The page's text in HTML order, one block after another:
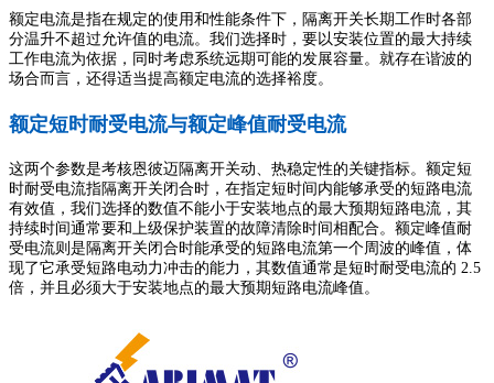
额定电流是指在规定的使用和性能条件下，隔离开关长期工作时各部
分温升不超过允许值的电流。我们选择时，要以安装位置的最大持续
工作电流为依据，同时考虑系统远期可能的发展容量。就存在谐波的
场合而言，还得适当提高额定电流的选择裕度。
额定短时耐受电流与额定峰值耐受电流
这两个参数是考核恩彼迈隔离开关动、热稳定性的关键指标。额定短
时耐受电流指隔离开关闭合时，在指定短时间内能够承受的短路电流
有效值，我们选择的数值不能小于安装地点的最大预期短路电流，其
持续时间通常要和上级保护装置的故障清除时间相配合。额定峰值耐
受电流则是隔离开关闭合时能承受的短路电流第一个周波的峰值，体
现了它承受短路电动力冲击的能力，其数值通常是短时耐受电流的 2.5
倍，并且必须大于安装地点的最大预期短路电流峰值。